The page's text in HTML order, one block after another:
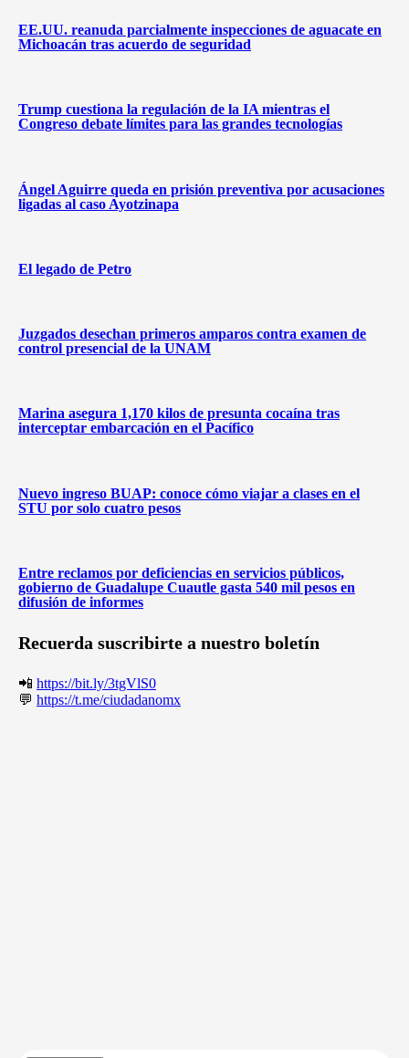
EE.UU. reanuda parcialmente inspecciones de aguacate en
Michoacán tras acuerdo de seguridad
Trump cuestiona la regulación de la IA mientras el
Congreso debate límites para las grandes tecnologías
Ángel Aguirre queda en prisión preventiva por acusaciones
ligadas al caso Ayotzinapa
El legado de Petro
Juzgados desechan primeros amparos contra examen de
control presencial de la UNAM
Marina asegura 1,170 kilos de presunta cocaína tras
interceptar embarcación en el Pacífico
Nuevo ingreso BUAP: conoce cómo viajar a clases en el
STU por solo cuatro pesos
Entre reclamos por deficiencias en servicios públicos,
gobierno de Guadalupe Cuautle gasta 540 mil pesos en
difusión de informes
Recuerda suscribirte a nuestro boletín
📲 https://bit.ly/3tgVlS0
💬 https://t.me/ciudadanomx